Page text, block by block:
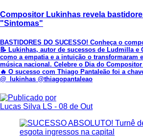
Compositor Lukinhas revela
"Sintomas"
BASTIDORES DO SUCESSO! Conheça o
📝 Lukinhas, autor de sucessos de Ludmilla e
como a empatia e a intuição o transformaram
música nacional. Celebre o Dia do
🔥 O sucesso com Thiago Pantaleão foi a
@_lukinhas @thiagopantaleao
Lucas Silva LS - 08 de Out